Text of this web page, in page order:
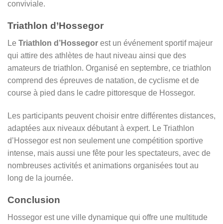
conviviale.
Triathlon d’Hossegor
Le Triathlon d’Hossegor est un événement sportif majeur
qui attire des athlètes de haut niveau ainsi que des
amateurs de triathlon. Organisé en septembre, ce triathlon
comprend des épreuves de natation, de cyclisme et de
course à pied dans le cadre pittoresque de Hossegor.
Les participants peuvent choisir entre différentes distances,
adaptées aux niveaux débutant à expert. Le Triathlon
d’Hossegor est non seulement une compétition sportive
intense, mais aussi une fête pour les spectateurs, avec de
nombreuses activités et animations organisées tout au
long de la journée.
Conclusion
Hossegor est une ville dynamique qui offre une multitude